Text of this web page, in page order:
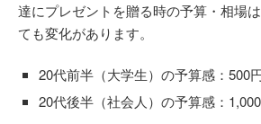
達にプレゼントを贈る時の予算・相場
ても変化があります。
20代前半（大学生）の予算感：500
20代後半（社会人）の予算感：